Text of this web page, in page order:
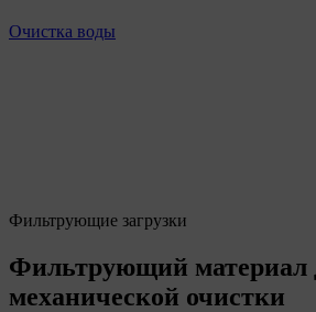
Очистка воды
Фильтрующие загрузки
Фильтрующий материал
механической очистки